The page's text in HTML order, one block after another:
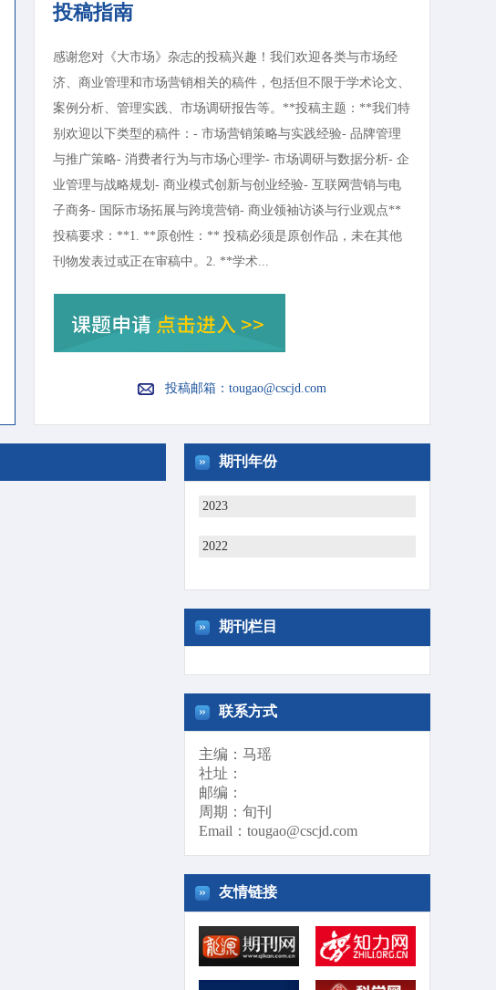
投稿指南
感谢您对《大市场》杂志的投稿兴趣！我们欢迎各类与市场经
济、商业管理和市场营销相关的稿件，包括但不限于学术论文、
案例分析、管理实践、市场调研报告等。**投稿主题：**我们特
别欢迎以下类型的稿件：- 市场营销策略与实践经验- 品牌管理
与推广策略- 消费者行为与市场心理学- 市场调研与数据分析- 企
业管理与战略规划- 商业模式创新与创业经验- 互联网营销与电
子商务- 国际市场拓展与跨境营销- 商业领袖访谈与行业观点**
投稿要求：**1. **原创性：** 投稿必须是原创作品，未在其他
刊物发表过或正在审稿中。2. **学术...
投稿邮箱：tougao@cscjd.com
» 期刊年份
2023
2022
» 期刊栏目
» 联系方式
主编：马瑶
社址：
邮编：
周期：旬刊
Email： tougao@cscjd.com
» 友情链接